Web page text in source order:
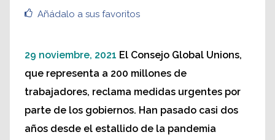
Añádalo a sus favoritos
29 noviembre, 2021 El Consejo Global Unions,
que representa a 200 millones de
trabajadores, reclama medidas urgentes por
parte de los gobiernos. Han pasado casi dos
años desde el estallido de la pandemia